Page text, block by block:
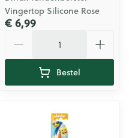
Vingertop Silicone Rose
€ 6,99
Bestel